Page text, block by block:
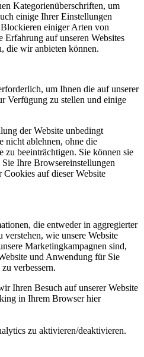
Kategorienüberschriften, um
einige Ihrer Einstellungen
einiger Arten von
auf unseren Websites
die wir anbieten können.
um Ihnen die auf unserer
Verfügung zu stellen und einige
der Website unbedingt
nicht ablehnen, ohne die
zu beeinträchtigen. Sie können sie
Ihre Browsereinstellungen
auf dieser Website
die entweder in aggregierter
wie unsere Website
Marketingkampagnen sind,
und Anwendung für Sie
verbessern.
Ihren Besuch auf unserer Website
in Ihrem Browser hier
zu aktivieren/deaktivieren.